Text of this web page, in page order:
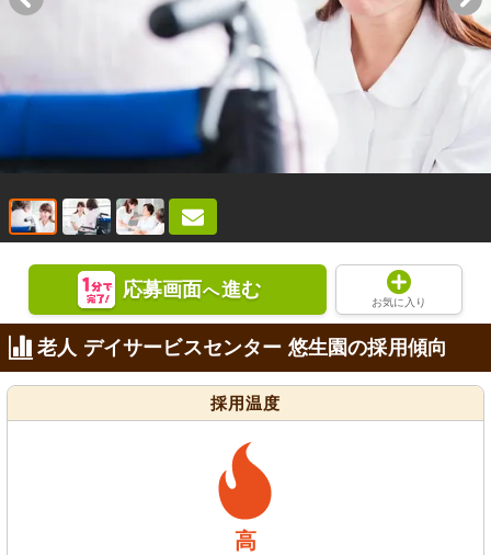
応募画面へ進む
お気に入り
老人 デイサービスセンター 悠生園の採用傾向
採用温度
高